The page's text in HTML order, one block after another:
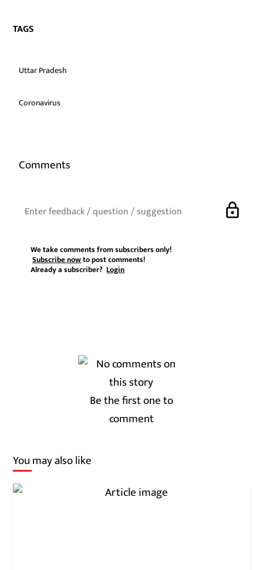
TAGS
Uttar Pradesh
Coronavirus
Comments
lock
We take comments from subscribers only!
Subscribe nowto post comments!
Already a subscriber?Login
Be the first one to
comment
You may also like